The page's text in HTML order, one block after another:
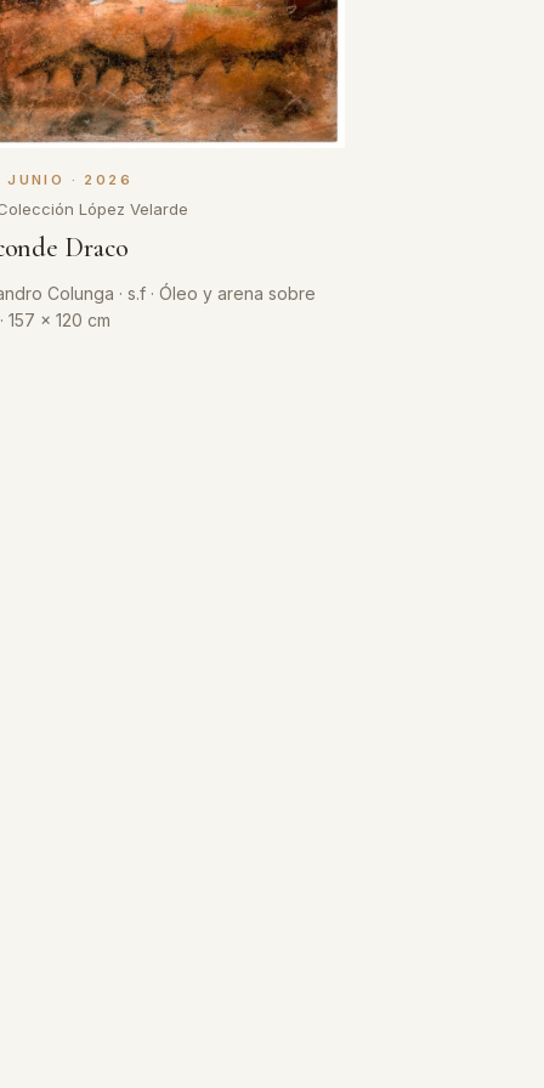
JUNIO · 2026
López Velarde
Draco
Colunga · s.f · Óleo y arena sobre
157 x 120 cm